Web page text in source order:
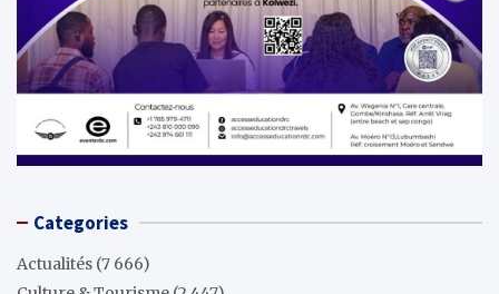
Categories
Actualités (7 666)